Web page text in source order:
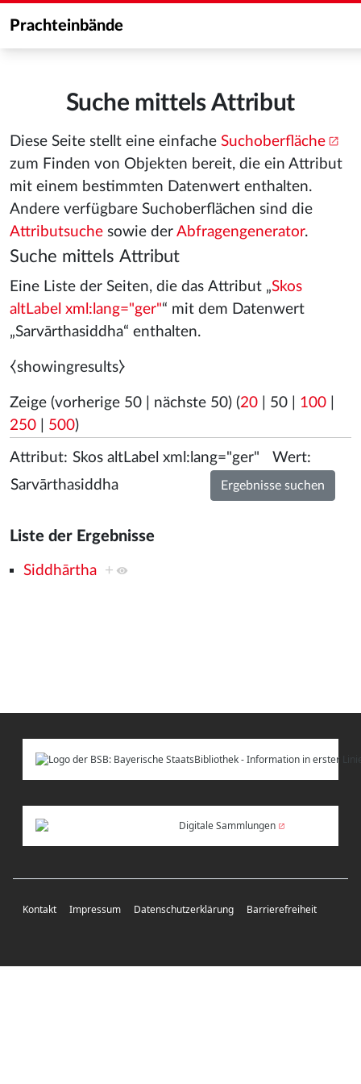
Prachteinbände
Suche mittels Attribut
Diese Seite stellt eine einfache Suchoberfläche
zum Finden von Objekten bereit, die ein Attribut
mit einem bestimmten Datenwert enthalten.
Andere verfügbare Suchoberflächen sind die
Attributsuche sowie der Abfragengenerator.
Suche mittels Attribut
Eine Liste der Seiten, die das Attribut „Skos
altLabel xml:lang="ger"“ mit dem Datenwert
„Sarvārthasiddha“ enthalten.
⧼showingresults⧽
Zeige (vorherige 50 nächste 50) (20 50 100
250
500)
Attribut: Wert:
Liste der Ergebnisse
Siddhārtha +
Digitale Sammlungen
Kontakt Impressum Datenschutzerklärung Barrierefreiheit